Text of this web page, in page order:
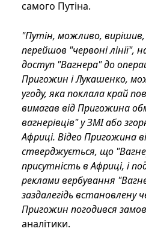
самого Путіна.
"Путін, можливо,
перейшов "червоні лінії",
доступ "Вагнера" до
Пригожин і Лукашенко,
угоду, яка поклала край
вимагав від Пригожина
вагнерівців" у ЗМІ або
Африці. Відео Пригожина
стверджується, що
присутність в Африці, і
реклами вербування
заздалегідь встановлену
Пригожин погодився
аналітики.